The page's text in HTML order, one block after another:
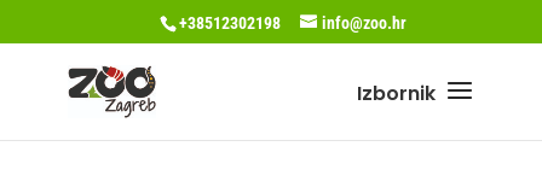
+38512302198 info@zoo.hr